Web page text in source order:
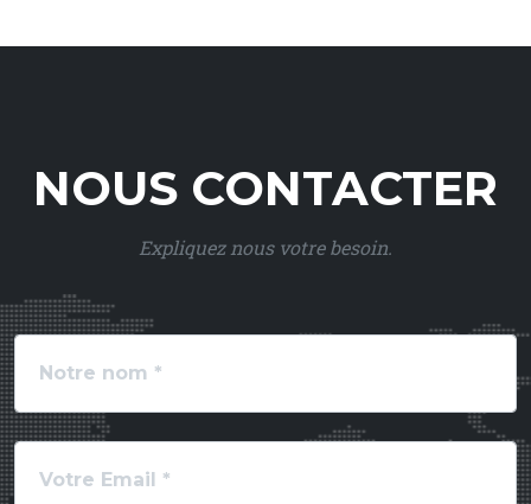
NOUS CONTACTER
Expliquez nous votre besoin.